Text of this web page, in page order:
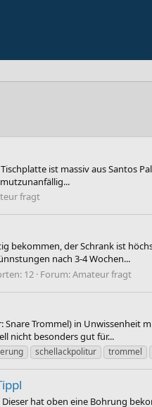
ist massiv aus Santos
fragt
bekommen, der Schrank ist
nach 3-4 Wochen...
12 Forum:Amateur fragt
Trommel) in
nicht besonders gut für...
schellackpolitur trommel
hat oben eine Bohrung